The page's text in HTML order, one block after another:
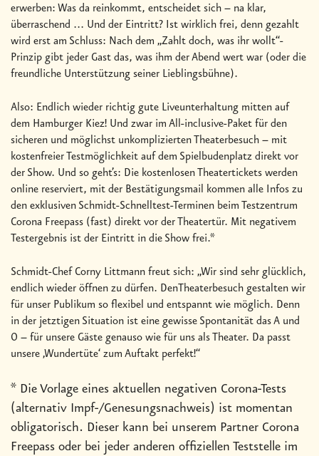
erwerben: Was da reinkommt, entscheidet sich – na klar,
überraschend ... Und der Eintritt? Ist wirklich frei, denn gezahlt
wird erst am Schluss: Nach dem „Zahlt doch, was ihr wollt“-
Prinzip gibt jeder Gast das, was ihm der Abend wert war (oder die
freundliche Unterstützung seiner Lieblingsbühne).
Also: Endlich wieder richtig gute Liveunterhaltung mitten auf
dem Hamburger Kiez! Und zwar im All-inclusive-Paket für den
sicheren und möglichst unkomplizierten Theaterbesuch – mit
kostenfreier Testmöglichkeit auf dem Spielbudenplatz direkt vor
der Show. Und so geht’s: Die kostenlosen Theatertickets werden
online reserviert, mit der Bestätigungsmail kommen alle Infos zu
den exklusiven Schmidt-Schnelltest-Terminen beim Testzentrum
Corona Freepass (fast) direkt vor der Theatertür. Mit negativem
Testergebnis ist der Eintritt in die Show frei.*
Schmidt-Chef Corny Littmann freut sich: „Wir sind sehr glücklich,
endlich wieder öffnen zu dürfen. DenTheaterbesuch gestalten wir
für unser Publikum so flexibel und entspannt wie möglich. Denn
in der jetztigen Situation ist eine gewisse Spontanität das A und
O – für unsere Gäste genauso wie für uns als Theater. Da passt
unsere ‚Wundertüte‘ zum Auftakt perfekt!“
* Die Vorlage eines aktuellen negativen Corona-Tests
(alternativ Impf-/Genesungsnachweis) ist momentan
obligatorisch. Dieser kann bei unserem Partner Corona
Freepass oder bei jeder anderen offiziellen Teststelle im